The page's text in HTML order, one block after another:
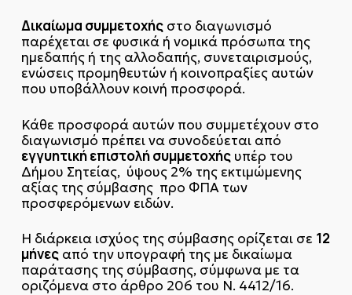
Δικαίωμα συμμετοχήςστο διαγωνισμό
παρέχεται σε φυσικά ή νομικά πρόσωπα της
ημεδαπής ή της αλλοδαπής, συνεταιρισμούς,
ενώσεις προμηθευτών ή κοινοπραξίες αυτών
που υποβάλλουν κοινή προσφορά.
Κάθε προσφορά αυτών που συμμετέχουν στο
διαγωνισμό πρέπει να συνοδεύεται από
εγγυητική επιστολή συμμετοχήςυπέρ του
Δήμου Σητείας, ύψους 2% της εκτιμώμενης
αξίας της σύμβασης προ ΦΠΑ των
προσφερόμενων ειδών.
Η διάρκεια ισχύος της σύμβασης ορίζεται σε 12
μήνεςαπό την υπογραφή της με δικαίωμα
παράτασης της σύμβασης, σύμφωνα με τα
οριζόμενα στο άρθρο 206 του Ν. 4412/16.